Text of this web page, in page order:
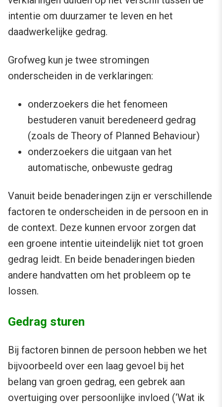
intentie om duurzamer te leven en het
daadwerkelijke gedrag.
Grofweg kun je twee stromingen
onderscheiden in de verklaringen:
onderzoekers die het fenomeen
bestuderen vanuit beredeneerd gedrag
(zoals de Theory of Planned Behaviour)
onderzoekers die uitgaan van het
automatische, onbewuste gedrag
Vanuit beide benaderingen zijn er verschillende
factoren te onderscheiden in de persoon en in
de context. Deze kunnen ervoor zorgen dat
een groene intentie uiteindelijk niet tot groen
gedrag leidt. En beide benaderingen bieden
andere handvatten om het probleem op te
lossen.
Gedrag sturen
Bij factoren binnen de persoon hebben we het
bijvoorbeeld over een laag gevoel bij het
belang van groen gedrag, een gebrek aan
overtuiging over persoonlijke invloed (‘Wat ik